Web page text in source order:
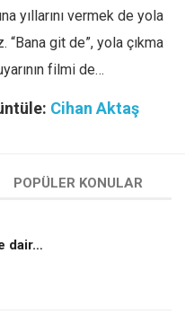
yıllarını vermek de yola
git de”, yola çıkma
filmi de…
Cihan Aktaş
POPÜLER KONULAR
dair…